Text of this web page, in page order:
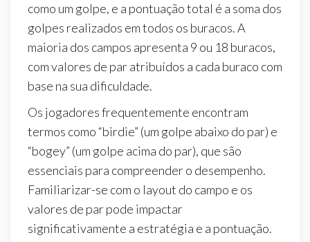
como um golpe, e a pontuação total é a soma dos
golpes realizados em todos os buracos. A
maioria dos campos apresenta 9 ou 18 buracos,
com valores de par atribuídos a cada buraco com
base na sua dificuldade.
Os jogadores frequentemente encontram
termos como “birdie” (um golpe abaixo do par) e
“bogey” (um golpe acima do par), que são
essenciais para compreender o desempenho.
Familiarizar-se com o layout do campo e os
valores de par pode impactar
significativamente a estratégia e a pontuação.